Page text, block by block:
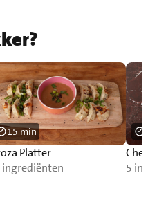
Platter
ingrediënten
15 min
5